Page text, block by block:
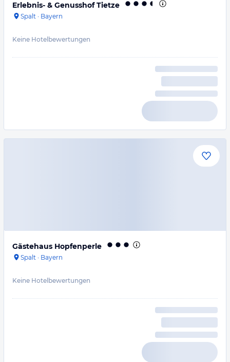
Erlebnis- & Genusshof Tietze
Spalt · Bayern
Keine Hotelbewertungen
Gästehaus Hopfenperle
Spalt · Bayern
Keine Hotelbewertungen